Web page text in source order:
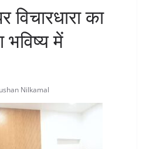
विचारधारा का
भविष्य में
Nilkamal